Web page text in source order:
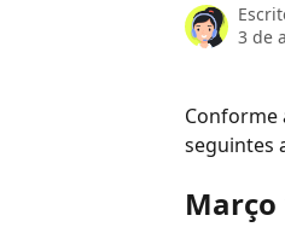
3 de
Conforme
seguintes
Março